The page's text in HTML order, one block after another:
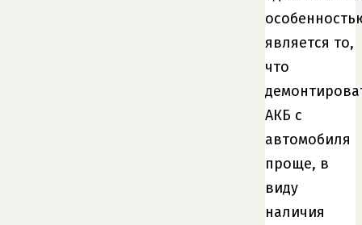
является то,
что
АКБ с
автомобиля
проще, в
виду
наличия